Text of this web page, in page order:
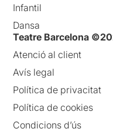
Infantil
Dansa
Teatre Barcelona
Atenció al client
Avís legal
Política de privacitat
Política de cookies
Condicions d’ús